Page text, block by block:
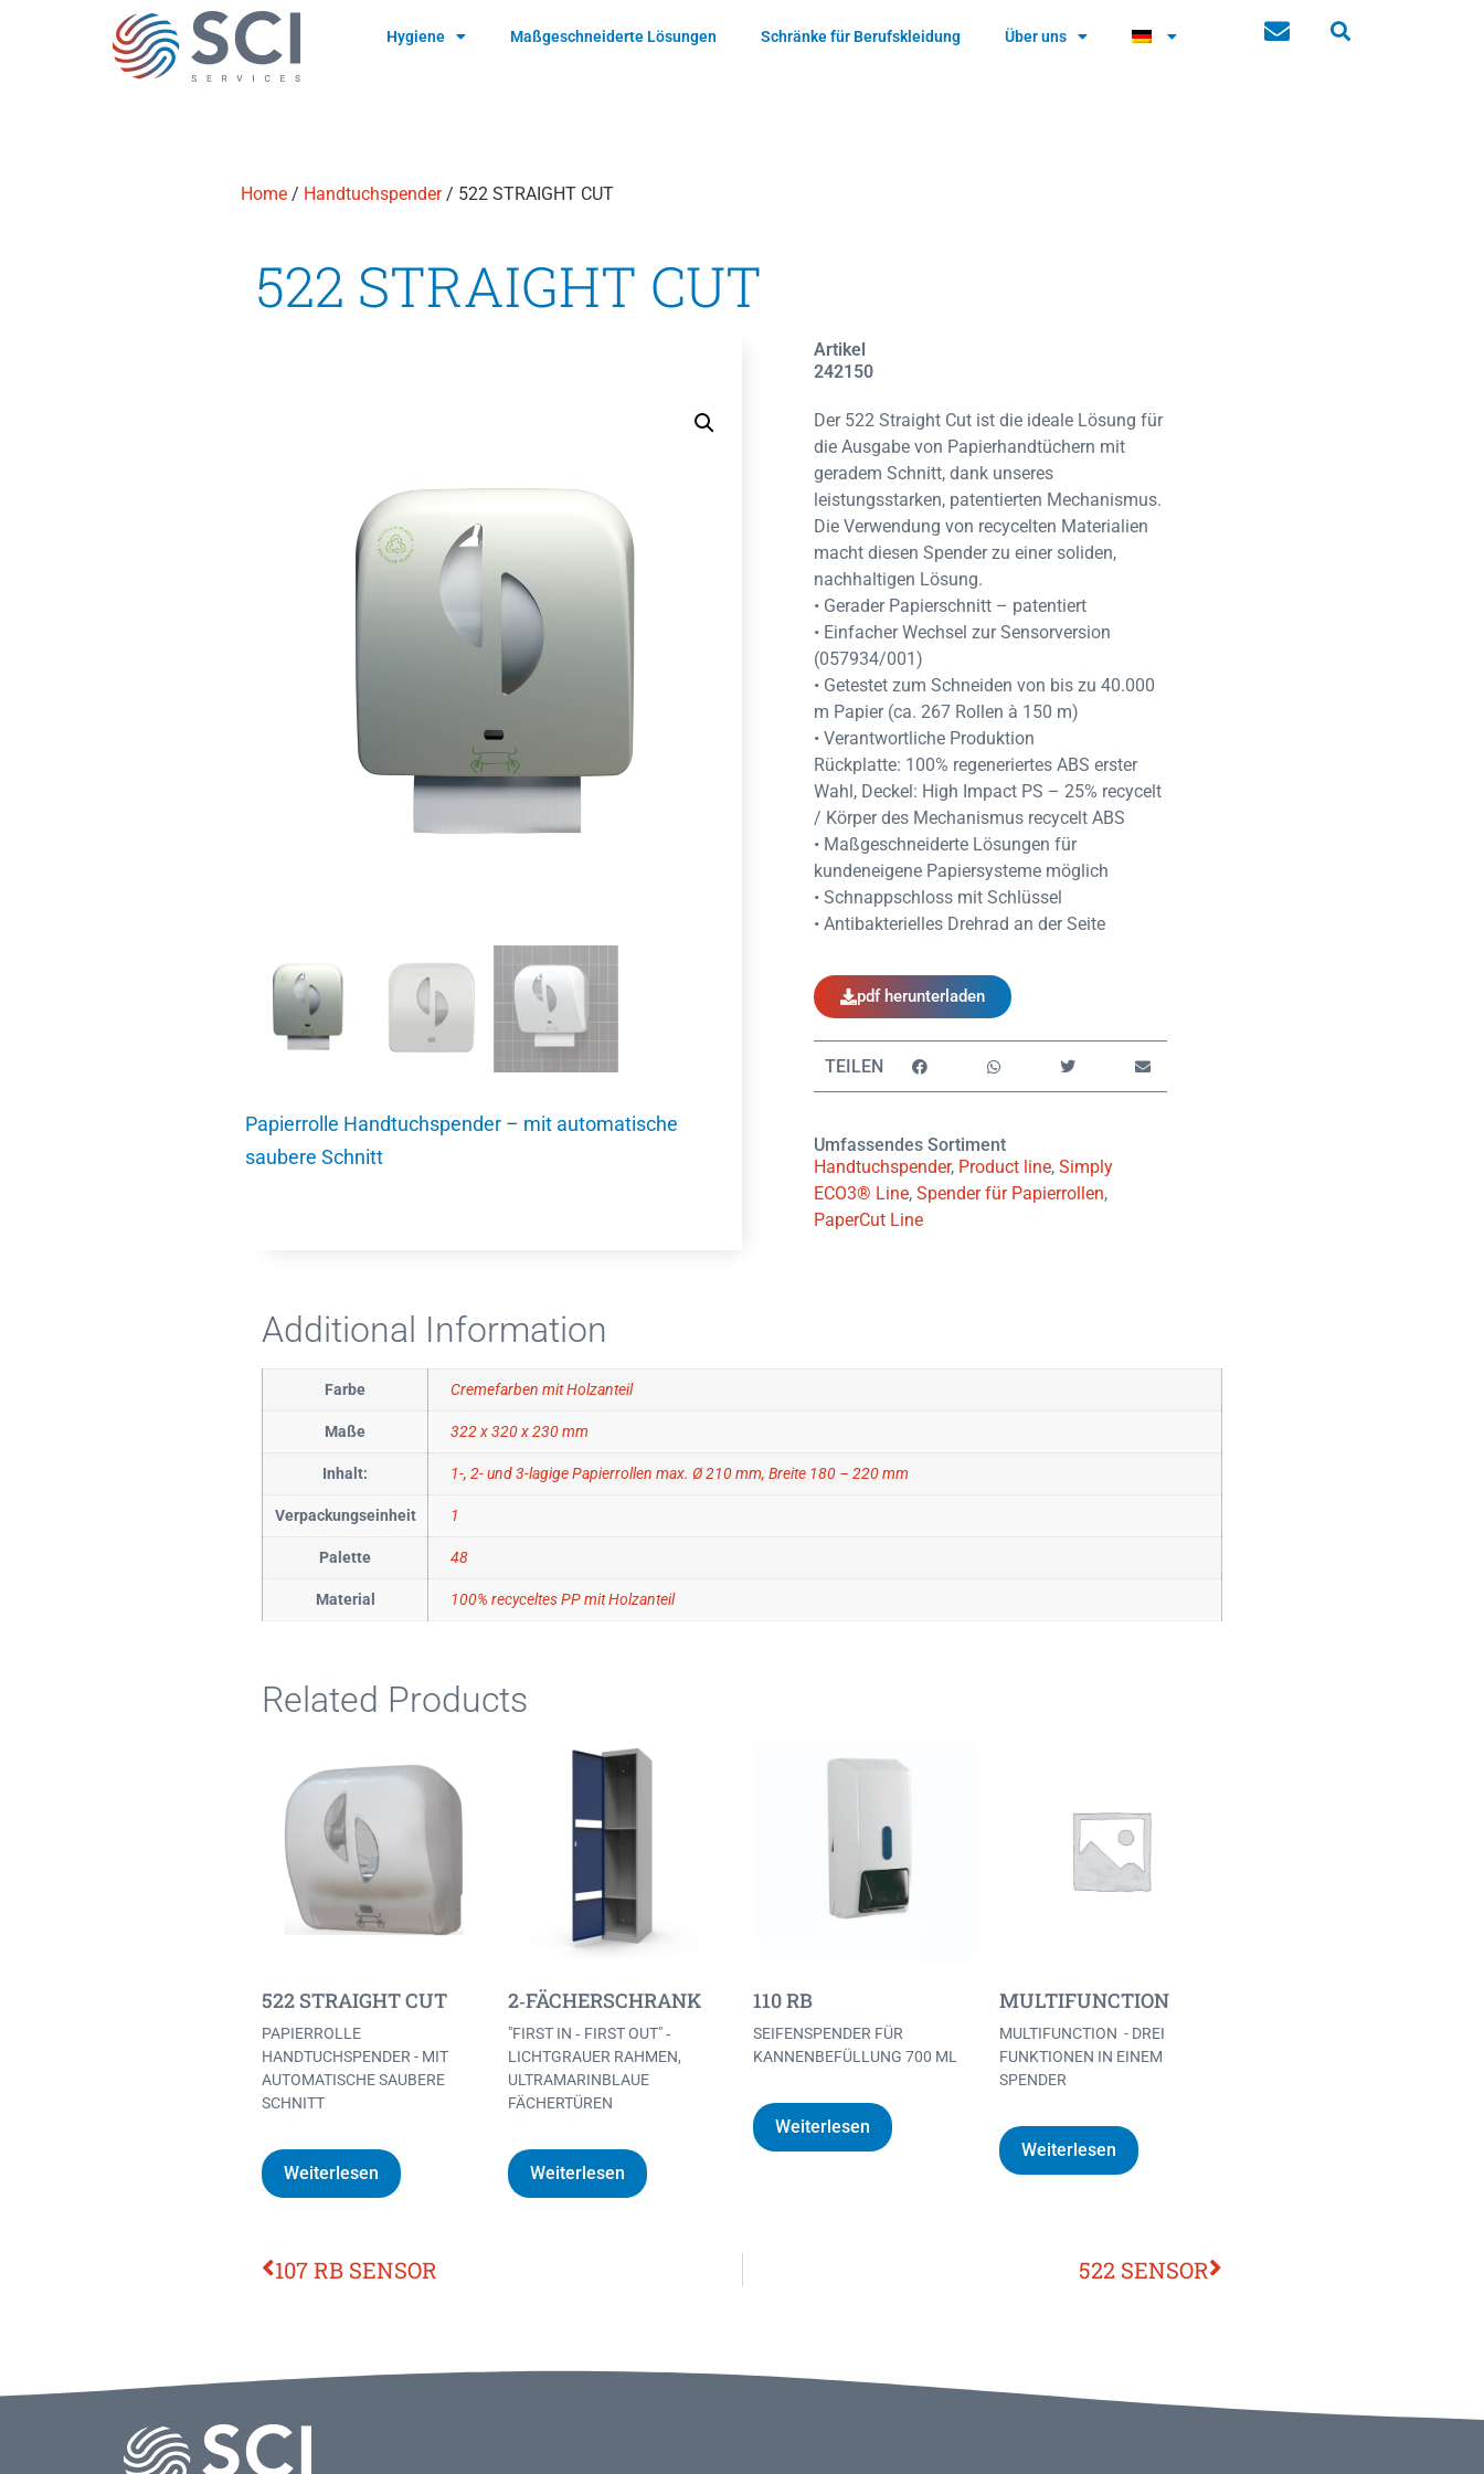
Hygiene Maßgeschneiderte Lösungen Schränke für Berufskleidung Über uns
Home / Handtuchspender/ 522 STRAIGHT CUT
522 STRAIGHT CUT
Papierrolle Handtuchspender – mit automatische
saubere Schnitt
Artikel
242150
Der 522 Straight Cut ist die ideale Lösung für
die Ausgabe von Papierhandtüchern mit
geradem Schnitt, dank unseres
leistungsstarken, patentierten Mechanismus.
Die Verwendung von recycelten Materialien
macht diesen Spender zu einer soliden,
nachhaltigen Lösung.
• Gerader Papierschnitt – patentiert
• Einfacher Wechsel zur Sensorversion
(057934/001)
• Getestet zum Schneiden von bis zu 40.000
m Papier (ca. 267 Rollen à 150 m)
• Verantwortliche Produktion
Rückplatte: 100% regeneriertes ABS erster
Wahl, Deckel: High Impact PS – 25% recycelt
/ Körper des Mechanismus recycelt ABS
• Maßgeschneiderte Lösungen für
kundeneigene Papiersysteme möglich
• Schnappschloss mit Schlüssel
• Antibakterielles Drehrad an der Seite
pdf herunterladen
TEILEN
Umfassendes Sortiment
Handtuchspender, Product line, Simply
ECO3® Line, Spender für Papierrollen,
PaperCut Line
Additional Information
Farbe Cremefarben mit Holzanteil
Maße 322 x 320 x 230 mm
Inhalt: 1-, 2- und 3-lagige Papierrollen max. Ø 210 mm, Breite 180 – 220 mm
Verpackungseinheit 1
Palette 48
Material 100% recyceltes PP mit Holzanteil
Related Products
522 STRAIGHT CUT
PAPIERROLLE
HANDTUCHSPENDER - MIT
AUTOMATISCHE SAUBERE
SCHNITT
Weiterlesen
2‐FÄCHERSCHRANK
"FIRST IN ‐ FIRST OUT" ‐
LICHTGRAUER RAHMEN,
ULTRAMARINBLAUE
FÄCHERTÜREN
Weiterlesen
110 RB
SEIFENSPENDER FÜR
KANNENBEFÜLLUNG 700 ML
Weiterlesen
MULTIFUNCTION
MULTIFUNCTION - DREI
FUNKTIONEN IN EINEM
SPENDER
Weiterlesen
107 RB SENSOR 522 SENSOR